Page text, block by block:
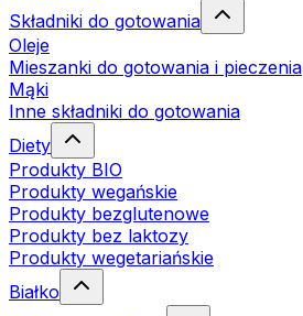
Składniki do gotowania
Oleje
Mieszanki do gotowania i pieczenia
Mąki
Inne składniki do gotowania
Diety
Produkty BIO
Produkty wegańskie
Produkty bezglutenowe
Produkty bez laktozy
Produkty wegetariańskie
Białko